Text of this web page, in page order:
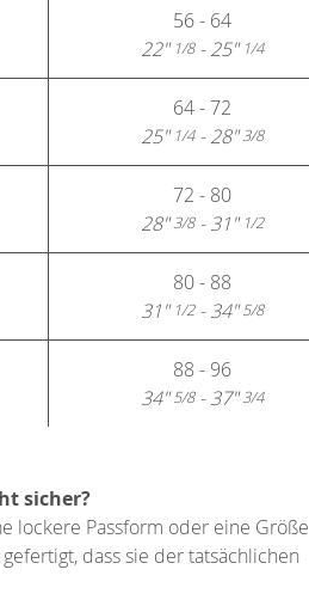
56 - 64
22"1/8- 25"1/4
64 - 72
25"1/4- 28"3/8
72 - 80
28"3/8- 31"1/2
80 - 88
31"1/2- 34"5/8
88 - 96
34"5/8- 37"3/4
sicher?
lockere Passform oder eine Größe
dass sie der tatsächlichen